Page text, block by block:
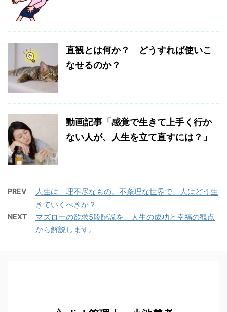
直観とは何か？ どうすれば使いこ
なせるのか？
動画記事「感覚で生きて上手く行か
ない人が、人生を立て直すには？」
PREV
人生は、理不尽なもの。不条理な世界で、人はどう生
きていくべきか？
NEXT
マズローの欲求5段階説を、人生の成功と幸福の観点
から解説します。